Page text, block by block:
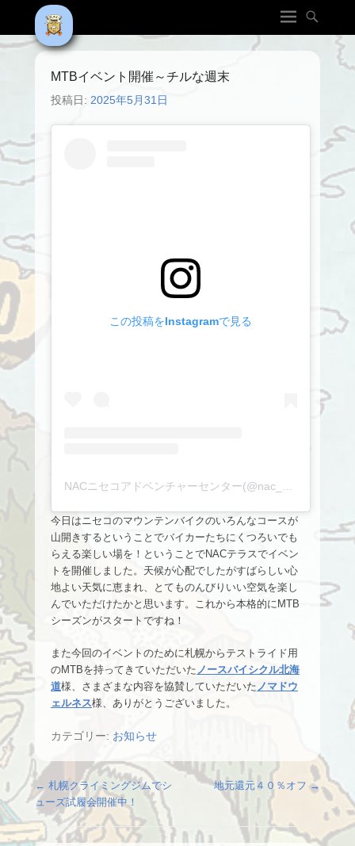
MTBイベント開催～チルな週末
投稿日: 2025年5月31日
この投稿をInstagramで見る
今日はニセコのマウンテンバイクのいろんなコースが
山開きするということでバイカーたちにくつろいでも
らえる楽しい場を！ということでNACテラスでイベン
トを開催しました。天候が心配でしたがすばらしい心
地よい天気に恵まれ、とてものんびりいい空気を楽し
んでいただけたかと思います。これから本格的にMTB
シーズンがスタートですね！
また今回のイベントのために札幌からテストライド用
のMTBを持ってきていただいた ノースバイシクル北海
道様、さまざまな内容を協賛していただいた ノマドウ
ェルネス様、ありがとうございました。
カテゴリー: お知らせ
投稿ナビゲーション
← 札幌クライミングジムでシ
ューズ試履会開催中！
地元還元４０％オフ→